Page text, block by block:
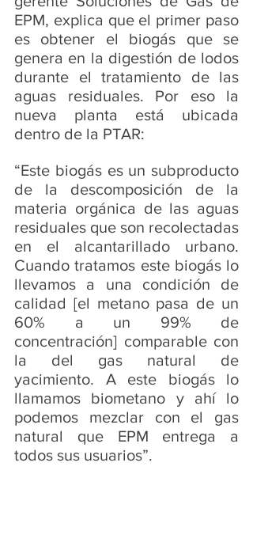
EPM, explica que el primer paso
es obtener el biogás que se
genera en la digestión de lodos
durante el tratamiento de las
aguas residuales. Por eso la
nueva planta está ubicada
dentro de la PTAR:
“Este biogás es un subproducto
de la descomposición de la
materia orgánica de las aguas
residuales que son recolectadas
en el alcantarillado urbano.
Cuando tratamos este biogás lo
llevamos a una condición de
calidad [el metano pasa de un
60% a un 99% de
concentración] comparable con
la del gas natural de
yacimiento. A este biogás lo
llamamos biometano y ahí lo
podemos mezclar con el gas
natural que EPM entrega a
todos sus usuarios”.